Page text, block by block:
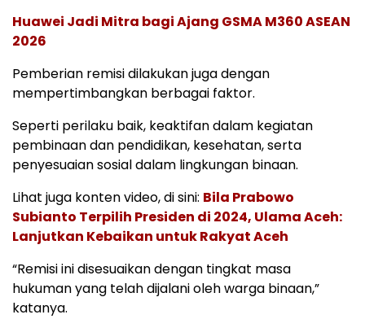
Huawei Jadi Mitra bagi Ajang GSMA M360 ASEAN
2026
Pemberian remisi dilakukan juga dengan
mempertimbangkan berbagai faktor.
Seperti perilaku baik, keaktifan dalam kegiatan
pembinaan dan pendidikan, kesehatan, serta
penyesuaian sosial dalam lingkungan binaan.
Lihat juga konten video, di sini: Bila Prabowo
Subianto Terpilih Presiden di 2024, Ulama Aceh:
Lanjutkan Kebaikan untuk Rakyat Aceh
“Remisi ini disesuaikan dengan tingkat masa
hukuman yang telah dijalani oleh warga binaan,”
katanya.